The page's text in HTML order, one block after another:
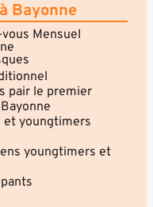
Bayonne
Mensuel
pair le premier
et youngtimers
youngtimers et